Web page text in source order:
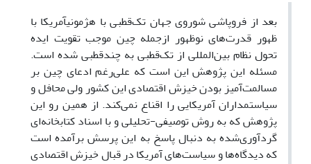
بعد از فروپاشی شوروی جهان تک‌قطبی با هژمونیآمریکا با
ظهور قدرت‌های نوظهور ازجمله چین موجب تقویت ایده
تحول نظام بین‌المللی از تک‌قطبی به چندقطبی شده است.
مسئله این پژوهش این است که علی‌رغم ادعای چین بر
مسالمت‌آمیز بودن خیزش اقتصادی این کشور ولی محافل و
سیاستمداران آمریکایی را اقناع نمی‌کند. از همین رو این
پژوهش که به روش توصیفی-تحلیلی و با اسناد کتابخانه‌ای
گردآوری‌شده به دنبال پاسخ به این پرسش برآمده است
که دیدگاه‌ها و سیاست‌های آمریکا در قبال خیزش اقتصادی